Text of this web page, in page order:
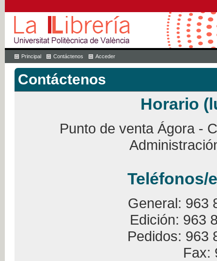
Principal Contáctenos Acceder
Contáctenos
Horario
Punto de venta Ágora -
Teléfonos/
General: 963
Edición: 963
Pedidos: 963
Fax: